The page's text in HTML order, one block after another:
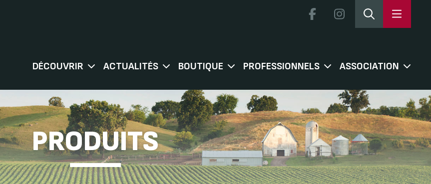
DÉCOUVRIR ACTUALITÉS BOUTIQUE PROFESSIONNELS ASSOCIATION
PRODUITS